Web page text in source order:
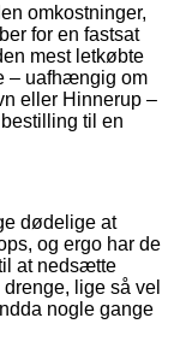
omkostninger,
for en fastsat
mest letkøbte
– uafhængig om
eller Hinnerup –
til en
dødelige at
og ergo har de
at nedsætte
lige så vel
nogle gange